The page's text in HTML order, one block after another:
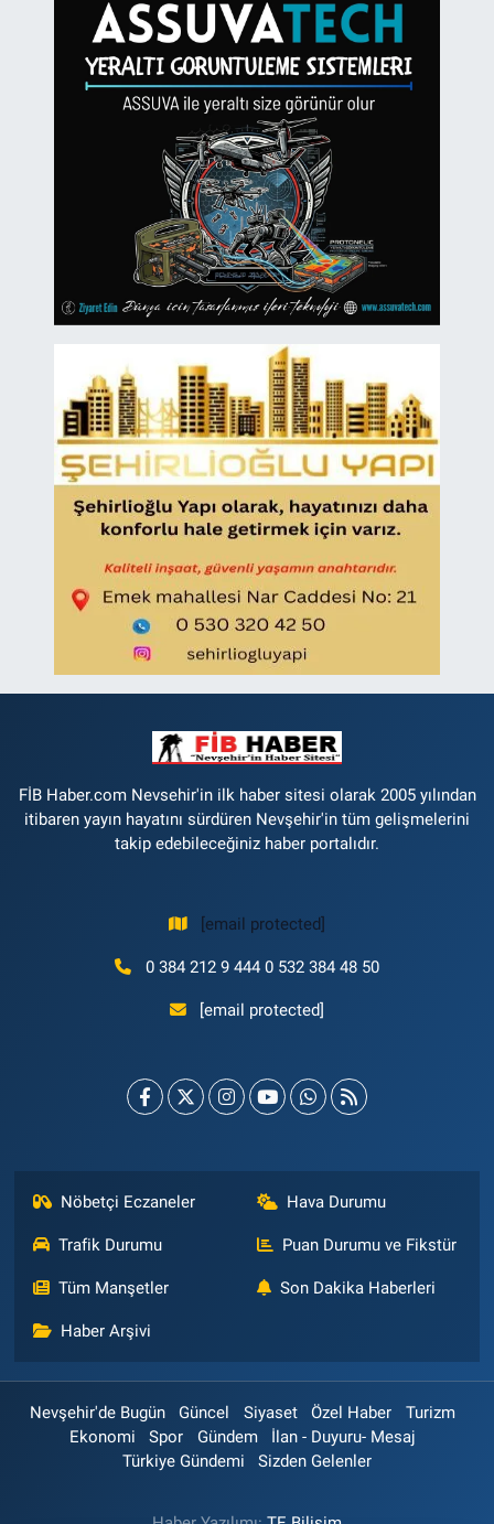
FİB Haber.com Nevsehir'in ilk haber sitesi olarak 2005 yılından
itibaren yayın hayatını sürdüren Nevşehir'in tüm gelişmelerini
takip edebileceğiniz haber portalıdır.
[email protected]
0 384 212 9 444 0 532 384 48 50
[email protected]
Nöbetçi Eczaneler Hava Durumu
Trafik Durumu Puan Durumu ve Fikstür
Tüm Manşetler Son Dakika Haberleri
Haber Arşivi
Nevşehir'de Bugün Güncel Siyaset Özel Haber
Turizm
Ekonomi
Spor Gündem
İlan - Duyuru- Mesaj
Türkiye Gündemi
Sizden Gelenler